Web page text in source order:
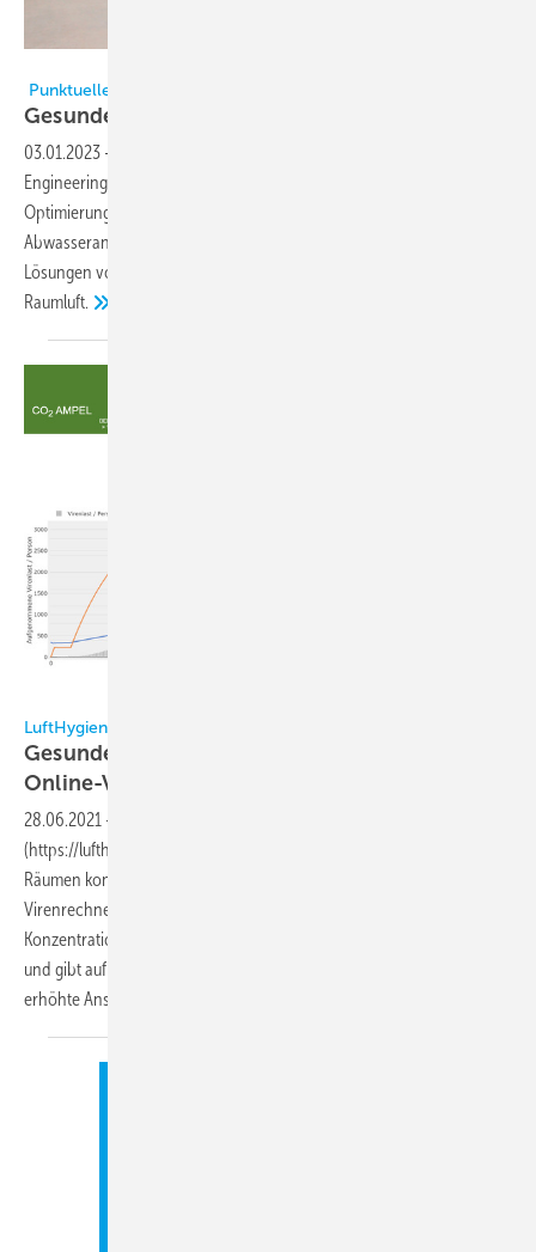
Punktuelle Absaugung und Raumluftreinigung kombiniert
Gesunde Luft in der
03.01.2023 -
Engineering Performance“, begleitet international ganzheitlich bei der
Optimierung, Modernisierung und dem Neubau von Wasser- und
Abwasseranlagen. In der neuen größeren Schweißerei sorgen
Lösungen von Teka für gesundheitlich unbedenklich saubere
Raumluft.
LuftHygienePro
Gesunde Raumluft mit dem
Online-Virenrechner
28.06.2021 -
(https://lufthygienepro.de/virenrechner/) Betreibern und Nutzern von
Räumen konkrete Hinweise zur optimalen Belüftung von Räumen. Der
Virenrechner prognostiziert die Entwicklung von CO2 - und Aerosol-
Konzentration in der Raumluft in Abhängigkeit vom Nutzerverhalten
und gibt auf Basis dieser Parameter Hinweise auf eine möglicherweise
erhöhte Ansteckungsgefahr mit dem